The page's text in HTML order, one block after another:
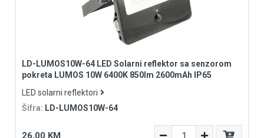
LD-LUMOS10W-64 LED Solarni reflektor sa senzorom
pokreta LUMOS 10W 6400K 850lm 2600mAh IP65
LED solarni reflektori
Šifra: LD-LUMOS10W-64
26,00 KM